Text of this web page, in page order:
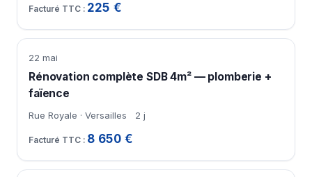
225 €
22 mai
Rénovation complète SDB 4m² — plomberie +
faïence
Rue Royale · Versailles 2 j
8 650 €